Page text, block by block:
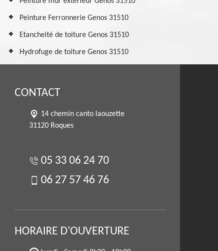
Peinture Ferronnerie Genos 31510
Etancheité de toiture Genos 31510
Hydrofuge de toiture Genos 31510
CONTACT
14 chemin canto laouzette
31120 Roques
05 33 06 24 70
06 27 57 46 76
HORAIRE D'OUVERTURE